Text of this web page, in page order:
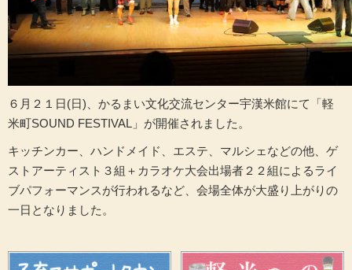
６月２１日(日)、かるまい文化交流センター宇漢米館にて「軽
米町SOUND FESTIVAL」が開催されました。
キッチンカー、ハンドメイド、エステ、マルシェなどの他、ゲ
ストアーティスト３組＋カラオケ大会出場者２２組によるライ
ブパフォーマンスが行われるなど、会場全体が大盛り上がりの
一日となりました。